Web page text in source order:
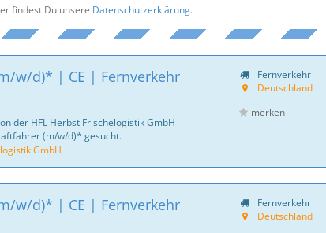
findest Du unsere Datenschutzerklärung.
w/d)* | CE | Fernverkehr
der HFL Herbst Frischelogistik GmbH
(m/w/d)* gesucht.
GmbH
Fernverkehr
Deutschland
merken
w/d)* | CE | Fernverkehr
Fernverkehr
Deutschland